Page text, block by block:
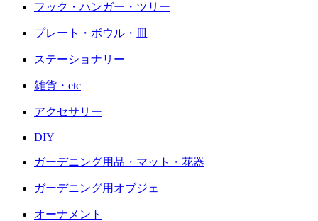
フック・ハンガー・ツリー
プレート・ボウル・皿
ステーショナリー
雑貨・etc
アクセサリー
DIY
ガーデニング用品・マット・花器
ガーデニング用オブジェ
オーナメント